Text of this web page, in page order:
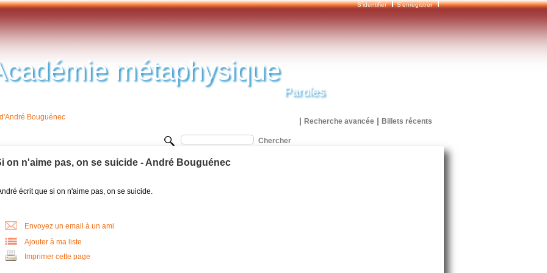
S'identifier S'enregistrer
| Recherche avancée| Billets récents
métaphysique
Paroles
Bouguénec
on n'aime pas, on se suicide - André Bouguénec
écrit que si on n'aime pas, on se suicide.
Envoyez un email à un ami
Ajouter à ma liste
Imprimer cette page